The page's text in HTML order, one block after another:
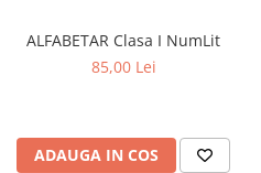
ALFABETAR Clasa I NumLit
85,00 Lei
ADAUGA IN COS